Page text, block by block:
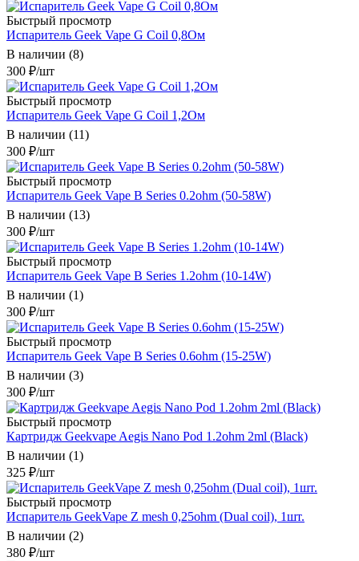
Быстрый просмотр
Испаритель Geek Vape G Coil 0,8Ом
В наличии (8)
300 ₽/шт
Быстрый просмотр
Испаритель Geek Vape G Coil 1,2Ом
В наличии (11)
300 ₽/шт
Быстрый просмотр
Испаритель Geek Vape B Series 0.2ohm (50-58W)
В наличии (13)
300 ₽/шт
Быстрый просмотр
Испаритель Geek Vape B Series 1.2ohm (10-14W)
В наличии (1)
300 ₽/шт
Быстрый просмотр
Испаритель Geek Vape B Series 0.6ohm (15-25W)
В наличии (3)
300 ₽/шт
Быстрый просмотр
Картридж Geekvape Aegis Nano Pod 1.2ohm 2ml (Black)
В наличии (1)
325 ₽/шт
Быстрый просмотр
Испаритель GeekVape Z mesh 0,25ohm (Dual coil), 1шт.
В наличии (2)
380 ₽/шт